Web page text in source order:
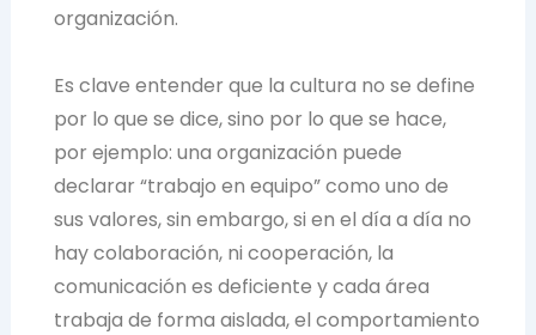
organización.
Es clave entender que la cultura no se define
por lo que se dice, sino por lo que se hace,
por ejemplo: una organización puede
declarar “trabajo en equipo” como uno de
sus valores, sin embargo, si en el día a día no
hay colaboración, ni cooperación, la
comunicación es deficiente y cada área
trabaja de forma aislada, el comportamiento